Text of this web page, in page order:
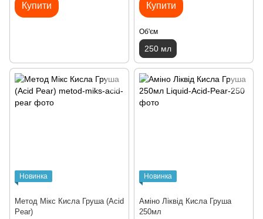
Купити Купити
Об'єм
250 мл
Новинка
Метод Мікс Кисла Груша (Acid
Pear)
Новинка
Аміно Ліквід Кисла Груша
250мл